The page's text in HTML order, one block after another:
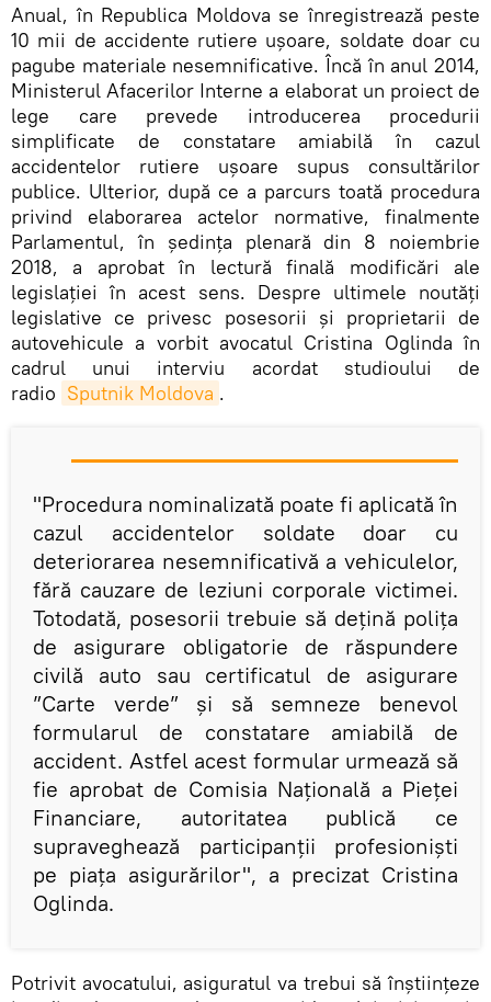
Anual, în Republica Moldova se înregistrează peste
10 mii de accidente rutiere ușoare, soldate doar cu
pagube materiale nesemnificative. Încă în anul 2014,
Ministerul Afacerilor Interne a elaborat un proiect de
lege care prevede introducerea procedurii
simplificate de constatare amiabilă în cazul
accidentelor rutiere ușoare supus consultărilor
publice. Ulterior, după ce a parcurs toată procedura
privind elaborarea actelor normative, finalmente
Parlamentul, în ședința plenară din 8 noiembrie
2018, a aprobat în lectură finală modificări ale
legislației în acest sens. Despre ultimele noutăți
legislative ce privesc posesorii și proprietarii de
autovehicule a vorbit avocatul Cristina Oglinda în
cadrul unui interviu acordat studioului de
radio Sputnik Moldova .
"Procedura nominalizată poate fi aplicată în
cazul accidentelor soldate doar cu
deteriorarea nesemnificativă a vehiculelor,
fără cauzare de leziuni corporale victimei.
Totodată, posesorii trebuie să dețină polița
de asigurare obligatorie de răspundere
civilă auto sau certificatul de asigurare
”Carte verde” și să semneze benevol
formularul de constatare amiabilă de
accident. Astfel acest formular urmează să
fie aprobat de Comisia Națională a Pieței
Financiare, autoritatea publică ce
supraveghează participanții profesioniști
pe piața asigurărilor", a precizat Cristina
Oglinda.
Potrivit avocatului, asiguratul va trebui să înștiințeze